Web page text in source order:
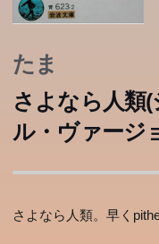
たま
さよなら人類
ル・ヴァージ
さよなら人類。早く